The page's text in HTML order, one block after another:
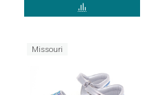
Missouri